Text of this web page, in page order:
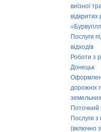
виїзної
відкритих
Послуги
відходів
Роботи з
Донецьк
дорожніх
Поточний
Послуги з
(включно